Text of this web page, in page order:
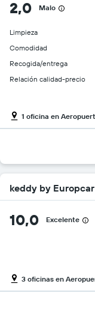
2,0 Malo
Limpieza
Comodidad
Recogida/entrega
Relación calidad-precio
keddy by Europcar
10,0 Excelente